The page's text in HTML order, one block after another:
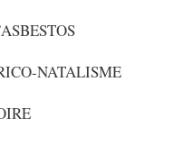
NATALISME